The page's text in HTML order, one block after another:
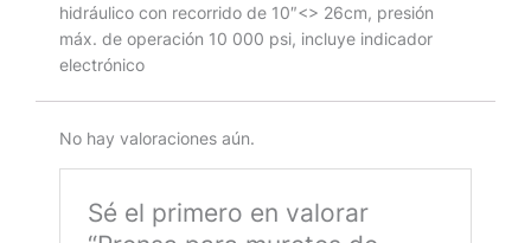
hidráulico con recorrido de 10″<> 26cm, presión
máx. de operación 10 000 psi, incluye indicador
electrónico
No hay valoraciones aún.
Sé el primero en valorar